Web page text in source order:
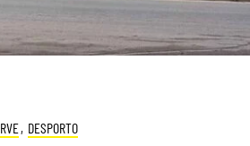
, DESPORTO